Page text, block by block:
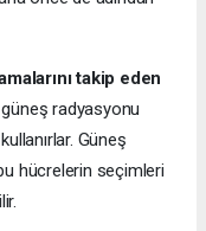
takip eden
radyasyonu
Güneş
hücrelerin seçimleri